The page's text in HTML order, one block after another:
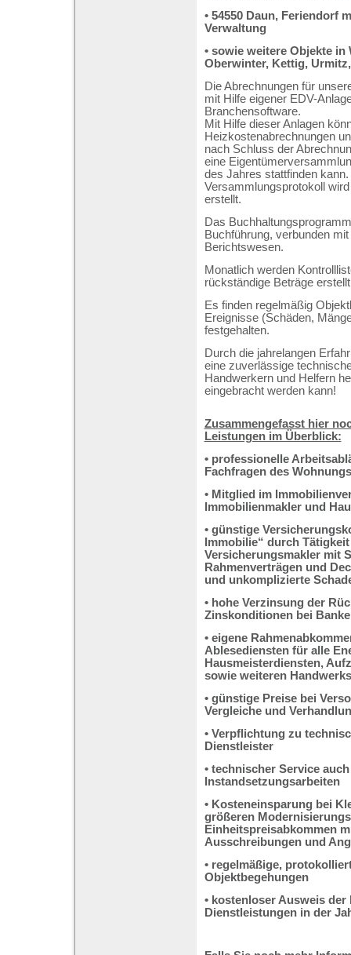
• 54550 Daun, Feriendorf
Verwaltung
• sowie weitere Objekte
Oberwinter, Kettig,
Die Abrechnungen für
mit Hilfe eigener EDV-
Branchensoftware.
Mit Hilfe dieser Anlagen
Heizkostenabrechnungen
nach Schluss der
eine
des Jahres stattfinden
Versammlungsprotokoll
erstellt.
Das
Buchführung, verbunden
Berichtswesen.
Monatlich werden
rückständige Beträge
Es finden regelmäßig
Ereignisse (Schäden,
festgehalten.
Durch die jahrelangen
eine zuverlässige
Handwerkern und Helfern
eingebracht werden kann!
Zusammengefasst hier
Leistungen im Überblick:
• professionelle
Fachfragen des
• Mitglied im
Immobilienmakler und
• günstige
Immobilie“ durch
Versicherungsmakler mit
Rahmenverträgen und
und unkomplizierte
• hohe Verzinsung der
Zinskonditionen bei
• eigene
Ablesediensten für alle
Hausmeisterdiensten,
sowie weiteren
• günstige Preise bei
Vergleiche und
• Verpflichtung zu
Dienstleister
• technischer Service
Instandsetzungsarbeiten
• Kosteneinsparung bei
größeren
Einheitspreisabkommen
Ausschreibungen und
• regelmäßige,
Objektbegehungen
• kostenloser Ausweis der
Dienstleistungen in der